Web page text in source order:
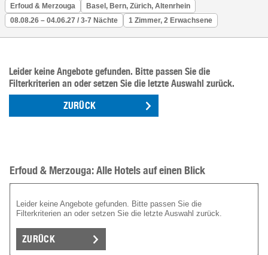
Erfoud & Merzouga
Basel, Bern, Zürich, Altenrhein
08.08.26 – 04.06.27 / 3-7 Nächte
1 Zimmer, 2 Erwachsene
Leider keine Angebote gefunden. Bitte passen Sie die
Filterkriterien an oder setzen Sie die letzte Auswahl zurück.
ZURÜCK
Erfoud & Merzouga: Alle Hotels auf einen Blick
Leider keine Angebote gefunden. Bitte passen Sie die
Filterkriterien an oder setzen Sie die letzte Auswahl zurück.
ZURÜCK